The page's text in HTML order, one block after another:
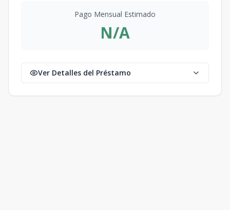
Pago Mensual Estimado
N/A
Ver Detalles del Préstamo